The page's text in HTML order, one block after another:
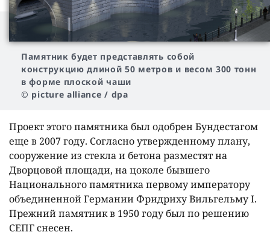
Памятник будет представлять собой
конструкцию длиной 50 метров и весом 300 тонн
в форме плоской чаши
© picture alliance / dpa
Проект этого памятника был одобрен Бундестагом
еще в 2007 году. Согласно утвержденному плану,
сооружение из стекла и бетона разместят на
Дворцовой площади, на цоколе бывшего
Национального памятника первому императору
объединенной Германии Фридриху Вильгельму I.
Прежний памятник в 1950 году был по решению
СЕПГ снесен.